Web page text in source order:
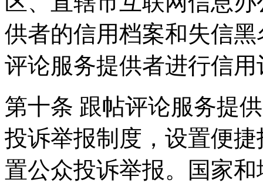
供者的信用档案和失信
评论服务提供者进行信用
第十条 跟帖评论服务提
投诉举报制度，设置便
置公众投诉举报。国家